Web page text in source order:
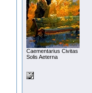
Сaementarius Civitas
Solis Aeterna